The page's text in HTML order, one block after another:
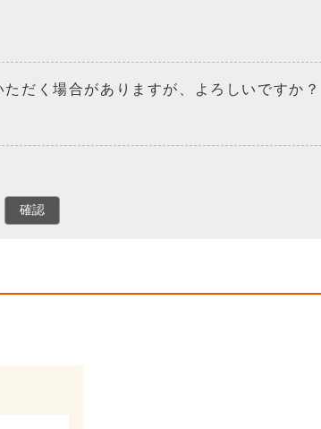
だく場合がありますが、よろしいですか？
確認